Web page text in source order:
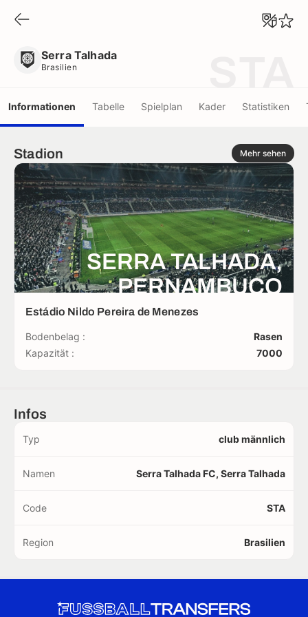
Serra Talhada
Brasilien
Informationen Tabelle Spielplan Kader Statistiken
Stadion Mehr sehen
SERRA TALHADA,
PERNAMBUCO
Estádio Nildo Pereira de Menezes
Bodenbelag :
Rasen
Kapazität :
7000
Infos
Typ club männlich
Namen Serra Talhada FC, Serra Talhada
Code STA
Region Brasilien